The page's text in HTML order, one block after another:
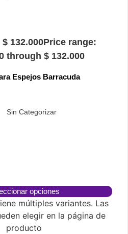
$ 132.000Price range:
through $ 132.000
Espejos Barracuda
Sin Categorizar
opciones
múltiples variantes. Las
elegir en la página de
producto